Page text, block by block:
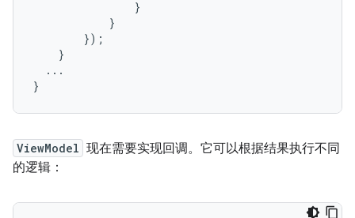
}
}
});
}
...
}
ViewModel 现在需要实现回调。它可以根据结果执行不同
的逻辑：